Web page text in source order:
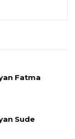
Fatma
Sude